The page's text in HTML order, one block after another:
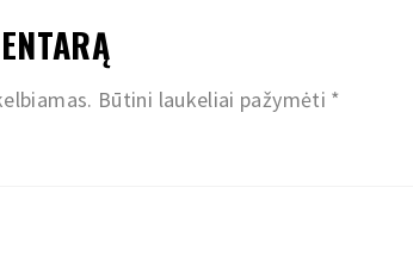
Būtini laukeliai pažymėti *